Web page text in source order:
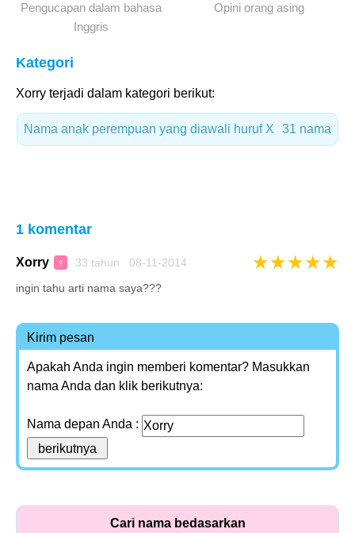
Pengucapan dalam bahasa
Inggris
Opini orang asing
Kategori
Xorry terjadi dalam kategori berikut:
Nama anak perempuan yang diawali huruf X 31 nama
1 komentar
Xorry ♀ 33 tahun 08-11-2014 ★★★★★
ingin tahu arti nama saya???
Kirim pesan
Apakah Anda ingin memberi komentar? Masukkan
nama Anda dan klik berikutnya:
Nama depan Anda :
Cari nama bedasarkan